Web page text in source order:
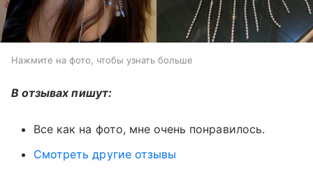
Нажмите на фото, чтобы узнать больше
В отзывах пишут:
Все как на фото, мне очень понравилось.
Смотреть другие отзывы